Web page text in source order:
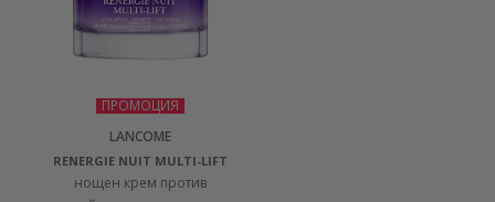
ПРОМОЦИЯ
LANCOME
RENERGIE NUIT MULTI-LIFT
нощен крем против